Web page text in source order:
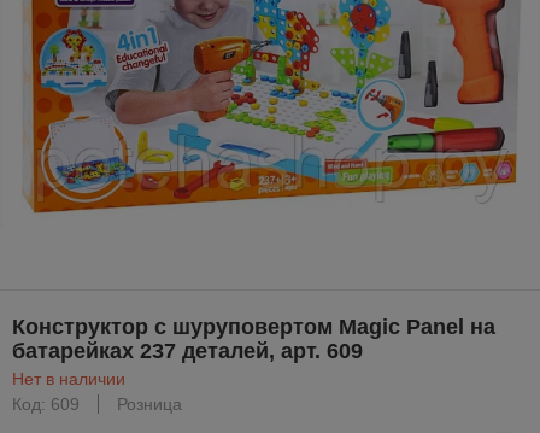
Конструктор с шуруповертом Magic Panel на
батарейках 237 деталей, арт. 609
Нет в наличии
Код: 609
Розница